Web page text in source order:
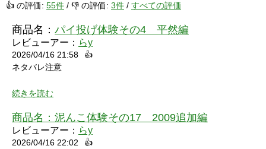
👍 の評価: 55件 / 👎 の評価: 3件 / すべての評価
商品名： パイ投げ体験その4 平然編
レビューアー： らy
2026/04/16 21:58
👍
ネタバレ注意
続きを読む
商品名： 泥んこ体験その17 2009追加編
レビューアー： らy
2026/04/16 22:02
👍